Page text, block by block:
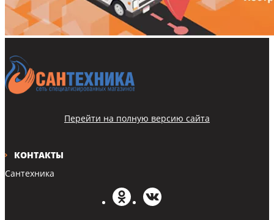
КОНТАКТЫ
Сантехника
Перейти на полную версию сайта